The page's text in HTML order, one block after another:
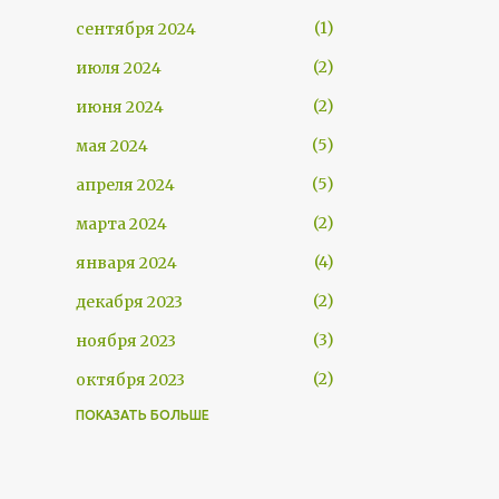
сентября 2024
1
июля 2024
2
июня 2024
2
мая 2024
5
апреля 2024
5
марта 2024
2
января 2024
4
декабря 2023
2
ноября 2023
3
октября 2023
2
августа 2023
ПОКАЗАТЬ БОЛЬШЕ